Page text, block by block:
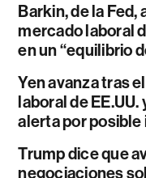
Barkin, de la Fed,
mercado laboral
en un “equilibrio
Yen avanza tras
laboral de EE.UU.
alerta por
Trump dice que
negociaciones